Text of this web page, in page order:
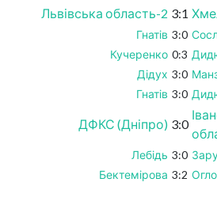
Львівська область-2 3:1
Гнатів 3:0
Кучеренко 0:3
Дідух 3:0
Гнатів 3:0
ДФКС (Дніпро) 3:0
Лебідь 3:0
Бектемірова 3:2